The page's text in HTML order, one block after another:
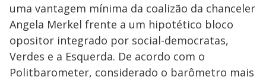
uma vantagem mínima da coalizão da chanceler
Angela Merkel frente a um hipotético bloco
opositor integrado por social-democratas,
Verdes e a Esquerda. De acordo com o
Politbarometer, considerado o barômetro mais